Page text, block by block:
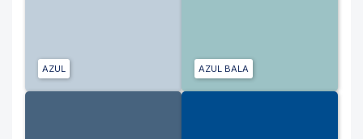
AZUL AZUL BALA